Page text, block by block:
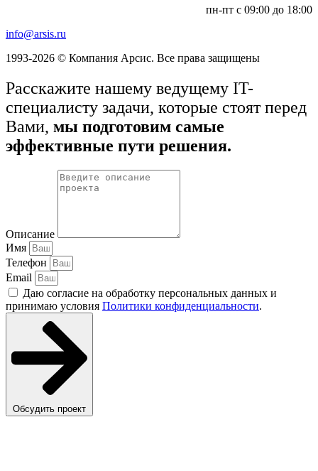
пн-пт с 09:00 до 18:00
info@arsis.ru
1993-2026 © Компания Арсис. Все права защищены
Расскажите нашему ведущему IT-
специалисту задачи, которые стоят перед
Вами, мы подготовим самые
эффективные пути решения.
Описание
Имя
Телефон
Email
Даю согласие на обработку персональных данных и
принимаю условия Политики конфиденциальности.
Обсудить проект